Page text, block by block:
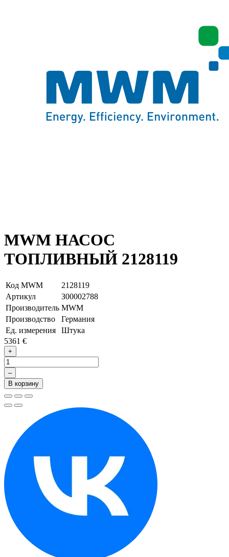
MWM НАСОС
ТОПЛИВНЫЙ 2128119
Код MWM
2128119
Артикул
З00002788
Производитель MWM
Производство
Германия
Ед. измерения
Штука
5361 €
+
–
В корзину